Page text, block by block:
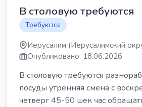
В столовую требуются
Требуются
Иерусалим (Иерусалимский
Опубликовано: 18.06.2026
В столовую требуются
посуды утренняя смена с
четверг 45-50 шек час